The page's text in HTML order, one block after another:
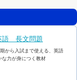
長文問題
から入試まで使える、英語
な力が身につく教材